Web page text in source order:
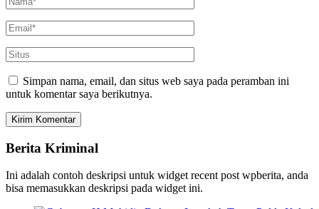
Simpan nama, email, dan situs web saya pada peramban ini
untuk komentar saya berikutnya.
Berita Kriminal
Ini adalah contoh deskripsi untuk widget recent post wpberita, anda
bisa memasukkan deskripsi pada widget ini.